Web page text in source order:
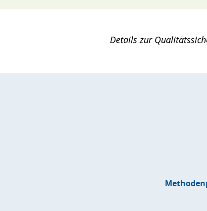
Details zur